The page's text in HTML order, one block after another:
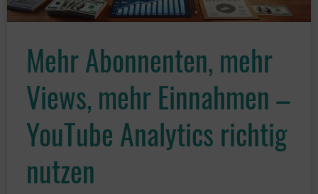
und
Automation
verdienen?
Mehr Abonnenten, mehr
Views, mehr Einnahmen –
YouTube Analytics richtig
nutzen